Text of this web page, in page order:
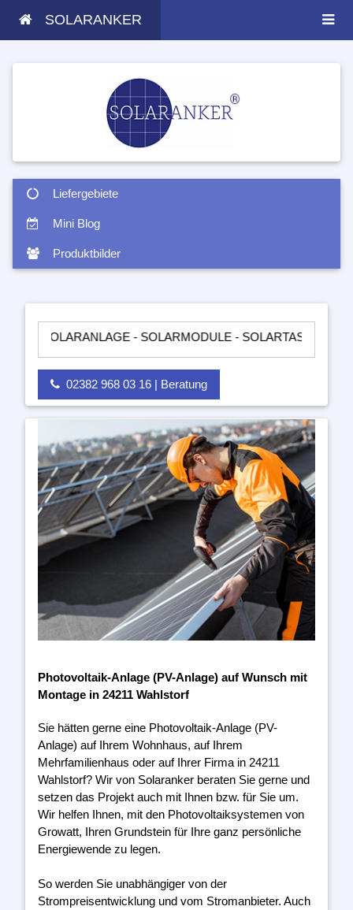
SOLARANKER
Liefergebiete
Mini Blog
Produktbilder
- SOLARMODULE - SOLARTASCHEN -
02382 968 03 16 | Beratung
Photovoltaik-Anlage (PV-Anlage) auf Wunsch mit
Montage in 24211 Wahlstorf
Sie hätten gerne eine Photovoltaik-Anlage (PV-
Anlage) auf Ihrem Wohnhaus, auf Ihrem
Mehrfamilienhaus oder auf Ihrer Firma in 24211
Wahlstorf? Wir von Solaranker beraten Sie gerne und
setzen das Projekt auch mit Ihnen bzw. für Sie um.
Wir helfen Ihnen, mit den Photovoltaiksystemen von
Growatt, Ihren Grundstein für Ihre ganz persönliche
Energiewende zu legen.
So werden Sie unabhängiger von der
Strompreisentwicklung und vom Stromanbieter. Auch